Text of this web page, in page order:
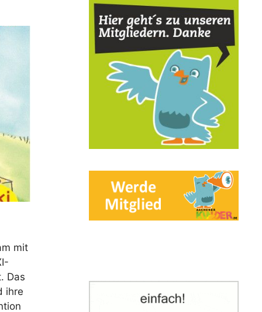
mit
Das
ihre